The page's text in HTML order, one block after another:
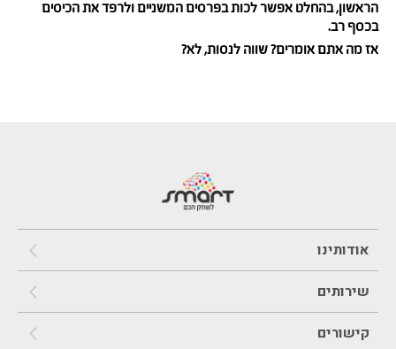
הראשון, בהחלט אפשר לכות בפרסים המשניים ולרפד את הכיסים
בכסף רב.
אז מה אתם אומרים? שווה לנסות, לא?
אודותינו
שירותים
קישורים